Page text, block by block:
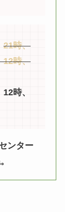
21時、
12時、
時、
ンター